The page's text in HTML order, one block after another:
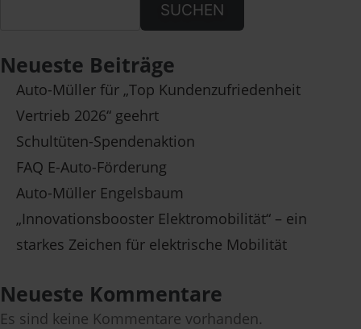
SUCHEN
Neueste Beiträge
Auto-Müller für „Top Kundenzufriedenheit
Vertrieb 2026“ geehrt
Schultüten-Spendenaktion
FAQ E-Auto-Förderung
Auto-Müller Engelsbaum
„Innovationsbooster Elektromobilität“ – ein
starkes Zeichen für elektrische Mobilität
Neueste Kommentare
Es sind keine Kommentare vorhanden.